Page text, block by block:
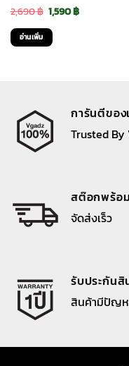
2,690฿ Original
price
was:
1,590฿Current
อ่านเพิ่ม
การันตีของ
Trusted By
สต๊อกพร้อ
จัดส่งเร็ว
รับประกันสิ
สินค้ามีปัญห